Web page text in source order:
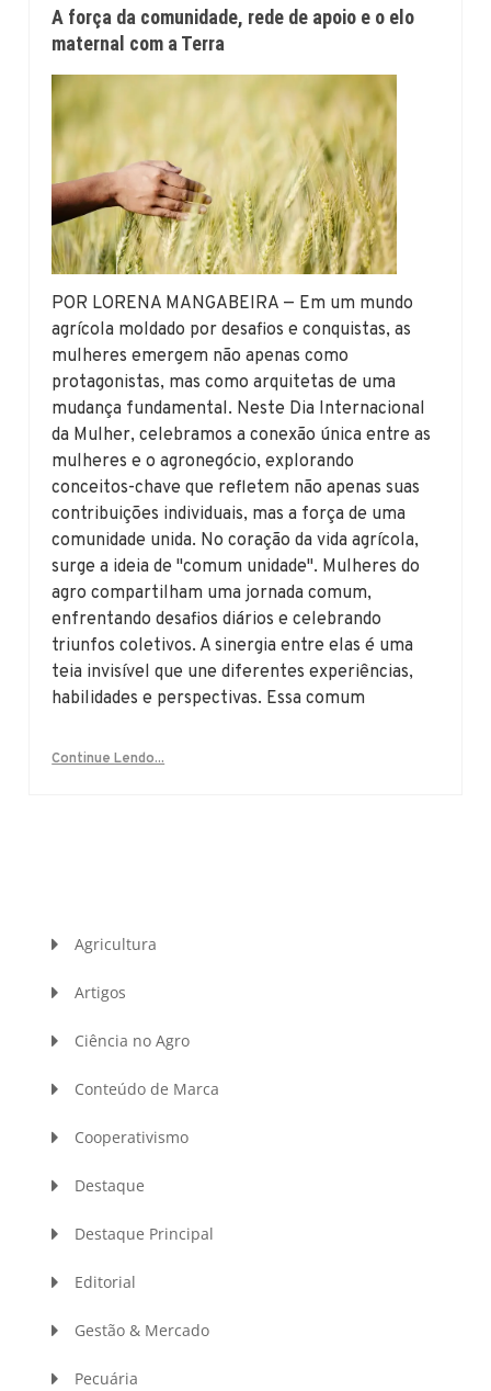
A força da comunidade, rede de apoio e o elo
maternal com a Terra
POR LORENA MANGABEIRA — Em um mundo
agrícola moldado por desafios e conquistas, as
mulheres emergem não apenas como
protagonistas, mas como arquitetas de uma
mudança fundamental. Neste Dia Internacional
da Mulher, celebramos a conexão única entre as
mulheres e o agronegócio, explorando
conceitos-chave que refletem não apenas suas
contribuições individuais, mas a força de uma
comunidade unida. No coração da vida agrícola,
surge a ideia de "comum unidade". Mulheres do
agro compartilham uma jornada comum,
enfrentando desafios diários e celebrando
triunfos coletivos. A sinergia entre elas é uma
teia invisível que une diferentes experiências,
habilidades e perspectivas. Essa comum
Continue Lendo...
Agricultura
Artigos
Ciência no Agro
Conteúdo de Marca
Cooperativismo
Destaque
Destaque Principal
Editorial
Gestão & Mercado
Pecuária